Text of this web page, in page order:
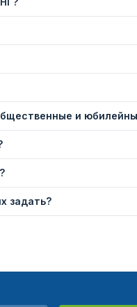
и
задать?